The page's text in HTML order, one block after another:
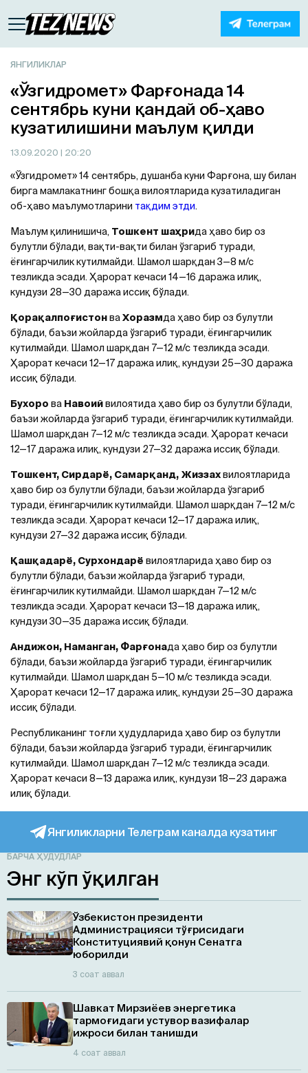
ЯНГИЛИКЛАР
«Ўзгидромет» Фарғонада 14
сентябрь куни қандай об-ҳаво
кузатилишини маълум қилди
13.09.2020 | 20:20
«Ўзгидромет» 14 сентябрь, душанба куни Фарғона, шу билан
бирга мамлакатнинг бошқа вилоятларида кузатиладиган
об-ҳаво маълумотларини тақдим этди.
Маълум қилинишича, Тошкент шаҳрида ҳаво бир оз
булутли бўлади, вақти-вақти билан ўзгариб туради,
ёғингарчилик кутилмайди. Шамол шарқдан 3—8 м/с
тезликда эсади. Ҳарорат кечаси 14—16 даража илиқ,
кундузи 28—30 даража иссиқ бўлади.
ҚорақалпоғистонваХоразмда ҳаво бир оз булутли
бўлади, баъзи жойларда ўзгариб туради, ёғингарчилик
кутилмайди. Шамол шарқдан 7—12 м/с тезликда эсади.
Ҳарорат кечаси 12—17 даража илиқ, кундузи 25—30 даража
иссиқ бўлади.
Бухоро ва Навоийвилоятида ҳаво бир оз булутли бўлади,
баъзи жойларда ўзгариб туради, ёғингарчилик кутилмайди.
Шамол шарқдан 7—12 м/с тезликда эсади. Ҳарорат кечаси
12—17 даража илиқ, кундузи 27—32 даража иссиқ бўлади.
Тошкент, Сирдарё, Самарқанд, Жиззахвилоятларида
ҳаво бир оз булутли бўлади, баъзи жойларда ўзгариб
туради, ёғингарчилик кутилмайди. Шамол шарқдан 7—12 м/с
тезликда эсади. Ҳарорат кечаси 12—17 даража илиқ,
кундузи 27—32 даража иссиқ бўлади.
Қашқадарё, Сурхондарё вилоятларида ҳаво бир оз
булутли бўлади, баъзи жойларда ўзгариб туради,
ёғингарчилик кутилмайди. Шамол шарқдан 7—12 м/с
тезликда эсади. Ҳарорат кечаси 13—18 даража илиқ,
кундузи 30—35 даража иссиқ бўлади.
Андижон, Наманган, Фарғонада ҳаво бир оз булутли
бўлади, баъзи жойларда ўзгариб туради, ёғингарчилик
кутилмайди. Шамол шарқдан 5—10 м/с тезликда эсади.
Ҳарорат кечаси 12—17 даража илиқ, кундузи 25—30 даража
иссиқ бўлади.
Республиканинг тоғли ҳудудларида ҳаво бир оз булутли
бўлади, баъзи жойларда ўзгариб туради, ёғингарчилик
кутилмайди. Шамол шарқдан 7—12 м/с тезликда эсади.
Ҳарорат кечаси 8—13 даража илиқ, кундузи 18—23 даража
илиқ бўлади.
Янгиликларни Телеграм каналда кузатинг
БАРЧА ҲУДУДЛАР
Энг кўп ўқилган
Ўзбекистон президенти
Администрацияси тўғрисидаги
Конституциявий қонун Сенатга
юборилди
3 соат аввал
Шавкат Мирзиёев энергетика
тармоғидаги устувор вазифалар
ижроси билан танишди
4 соат аввал